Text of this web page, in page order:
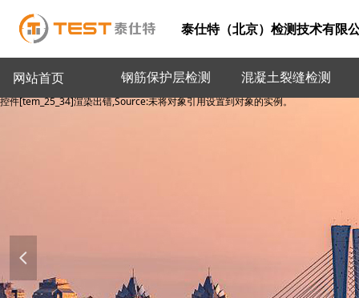
钢筋保护层检测 混凝土裂缝检测
网站首页
泰仕特（北京）检测技术有限
控件[tem_25_34]渲染出错,Source:未将对象引用设置到对象的实例。
넳
控件[tem_25_34]渲染出错,Source:未将对象引用设置到对象的实例。